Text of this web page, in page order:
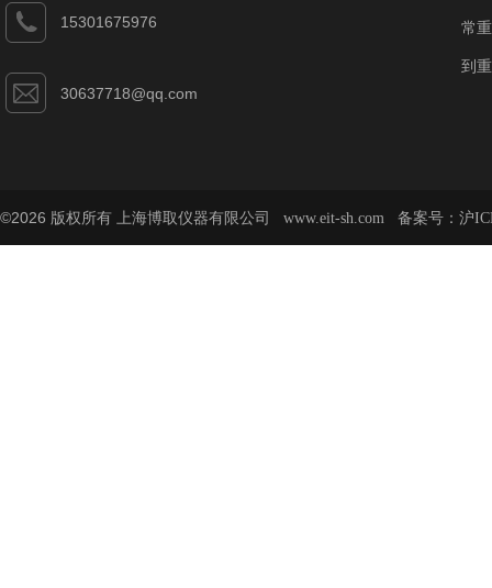
15301675976
30637718@qq.com
常
到
©2026 版权所有 上海博取仪器有限公司 www.eit-sh.com 备案号： 沪